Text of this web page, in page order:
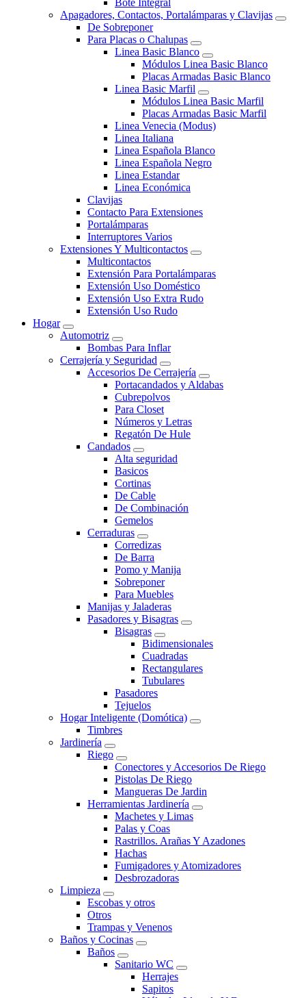
Bote Integral
Apagadores, Contactos, Portalámparas y Clavijas
De Sobreponer
Para Placas o Chalupas
Linea Basic Blanco
Módulos Linea Basic Blanco
Placas Armadas Basic Blanco
Linea Basic Marfil
Módulos Linea Basic Marfil
Placas Armadas Basic Marfil
Linea Venecia (Modus)
Linea Italiana
Linea Española Blanco
Linea Española Negro
Linea Estandar
Linea Económica
Clavijas
Contacto Para Extensiones
Portalámparas
Interruptores Varios
Extensiones Y Multicontactos
Multicontactos
Extensión Para Portalámparas
Extensión Uso Doméstico
Extensión Uso Extra Rudo
Extensión Uso Rudo
Hogar
Automotriz
Bombas Para Inflar
Cerrajería y Seguridad
Accesorios De Cerrajería
Portacandados y Aldabas
Cubrepolvos
Para Closet
Números y Letras
Regatón De Hule
Candados
Alta seguridad
Basicos
Cortinas
De Cable
De Combinación
Gemelos
Cerraduras
Corredizas
De Barra
Pomo y Manija
Sobreponer
Para Muebles
Manijas y Jaladeras
Pasadores y Bisagras
Bisagras
Bidimensionales
Cuadradas
Rectangulares
Tubulares
Pasadores
Tejuelos
Hogar Inteligente (Domótica)
Timbres
Jardinería
Riego
Conectores y Accesorios De Riego
Pistolas De Riego
Mangueras De Jardin
Herramientas Jardinería
Machetes y Limas
Palas y Coas
Rastrillos. Arañas Y Azadones
Hachas
Fumigadores y Atomizadores
Desbrozadoras
Limpieza
Escobas y otros
Otros
Trampas y Venenos
Baños y Cocinas
Baños
Sanitario WC
Herrajes
Sapitos